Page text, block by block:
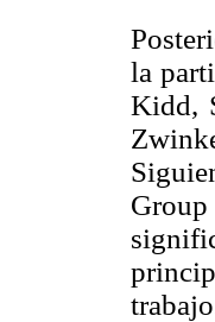
la
Kidd,